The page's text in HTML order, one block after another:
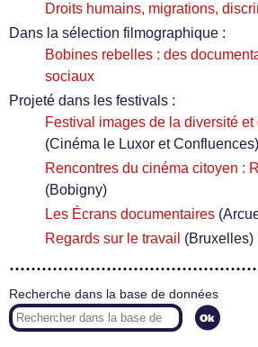
Droits humains, migrations,
Dans la sélection filmographique :
Bobines rebelles : des
sociaux
Projeté dans les festivals :
Festival images de la diversité et
(Cinéma le Luxor et Confluences)
Rencontres du cinéma citoyen :
(Bobigny)
Les Écrans documentaires
Regards sur le travail (Bruxelles)
Recherche dans la base de données